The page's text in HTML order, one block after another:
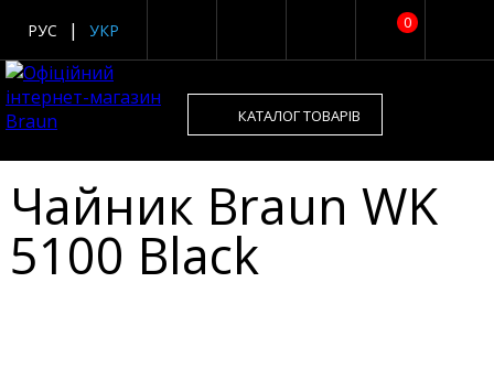
0
РУС УКР
КАТАЛОГ ТОВАРІВ
Чайник Braun WK
5100 Black